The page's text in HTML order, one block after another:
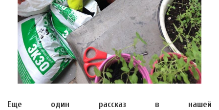
Еще один рассказ в нашей